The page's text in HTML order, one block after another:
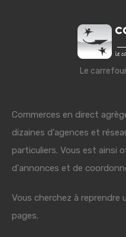
Le
Commerces en direct
dizaines d'agences et
particuliers. Vous est ainsi
d'annonces et de
Vous cherchez à reprendre
pages.